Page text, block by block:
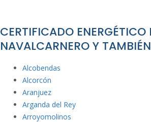
CERTIFICADO ENERGÉTICO
NAVALCARNERO Y
Alcobendas
Alcorcón
Aranjuez
Arganda del Rey
Arroyomolinos